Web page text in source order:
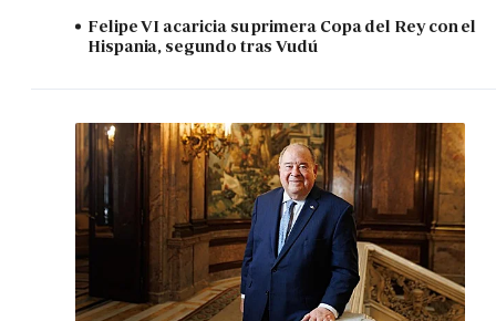
Felipe VI acaricia su primera Copa del Rey con el
Hispania, segundo tras Vudú